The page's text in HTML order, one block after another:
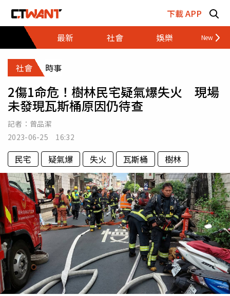
下載 APP
最新
社會 娛樂 財經
社會 時事
2傷1命危！樹林民宅疑氣爆失火 現場
未發現瓦斯桶原因仍待查
記者： 曾品潔
2023-06-25 16:32
民宅 疑氣爆 失火 瓦斯桶 樹林